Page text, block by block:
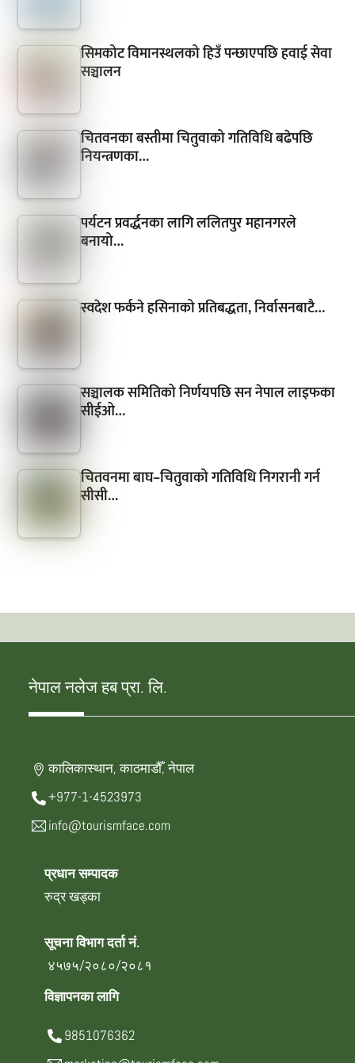
सिमकोट विमानस्थलको हिउँ पन्छाएपछि हवाई सेवा
सञ्चालन
चितवनका बस्तीमा चितुवाको गतिविधि बढेपछि
नियन्त्रणका…
पर्यटन प्रवर्द्धनका लागि ललितपुर महानगरले
बनायो…
स्वदेश फर्कने हसिनाको प्रतिबद्धता, निर्वासनबाटै…
सञ्चालक समितिको निर्णयपछि सन नेपाल लाइफका
सीईओ…
चितवनमा बाघ–चितुवाको गतिविधि निगरानी गर्न
सीसी…
नेपाल नलेज हब प्रा. लि.
कालिकास्थान, काठमाडौँ, नेपाल
+977-1-4523973
info@tourismface.com
प्रधान सम्पादक
रुद्र खड्का
सूचना विभाग दर्ता नं.
४५७५/२०८०/२०८१
विज्ञापनका लागि
9851076362